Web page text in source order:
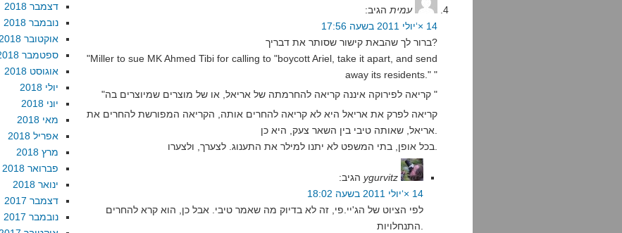
עמית הגיב:
14 ×‘יולי 2011 בשעה 17:56
ברור לך שהבאת קישור שסותר את דבריך?
"Miller to sue MK Ahmed Tibi for calling to "boycott Ariel, take it apart, and send
away its residents." "
"קריאה לפירוקה איננה קריאה להחרמתה של אריאל, או של מוצרים שמיוצרים בה "
קריאה לפרק את אריאל היא לא קריאה להחרים אותה, הקריאה המפורשת להחרים את
ygurvitz הגיב:
14 ×‘יולי 2011 בשעה 18:02
לפי הציוט של הג'יי.פי, זה לא בדיוק מה שאמר טיבי. אבל כן, הוא קרא להחרים
דצמבר 2018
נובמבר 2018
אוקטובר 2018
ספטמבר 2018
אוגוסט 2018
יולי 2018
יוני 2018
מאי 2018
אפריל 2018
מרץ 2018
פברואר 2018
ינואר 2018
דצמבר 2017
נובמבר 2017